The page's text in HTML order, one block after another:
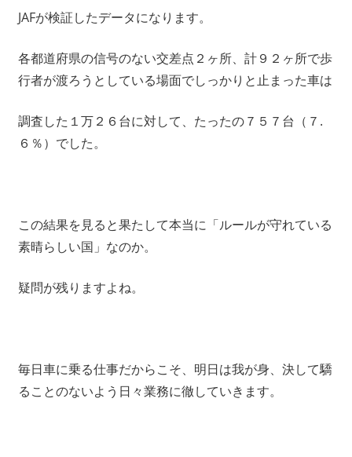
JAFが検証したデータになります。
各都道府県の信号のない交差点２ヶ所、計９２ヶ所で歩
行者が渡ろうとしている場面でしっかりと止まった車は
調査した１万２６台に対して、たったの７５７台（７.
６％）でした。
この結果を見ると果たして本当に「ルールが守れている
素晴らしい国」なのか。
疑問が残りますよね。
毎日車に乗る仕事だからこそ、明日は我が身、決して驕
ることのないよう日々業務に徹していきます。